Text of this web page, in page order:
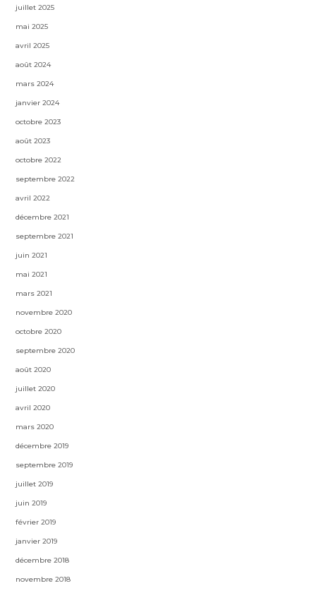
juillet 2025
mai 2025
avril 2025
août 2024
mars 2024
janvier 2024
octobre 2023
août 2023
octobre 2022
septembre 2022
avril 2022
décembre 2021
septembre 2021
juin 2021
mai 2021
mars 2021
novembre 2020
octobre 2020
septembre 2020
août 2020
juillet 2020
avril 2020
mars 2020
décembre 2019
septembre 2019
juillet 2019
juin 2019
février 2019
janvier 2019
décembre 2018
novembre 2018